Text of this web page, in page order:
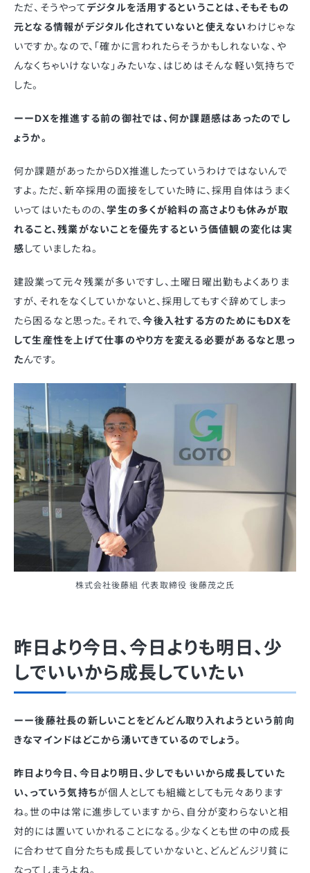
ただ、そうやってデジタルを活用するということは、そもそもの
元となる情報がデジタル化されていないと使えない わけじゃな
いですか。なので、「確かに言われたらそうかもしれないな、や
んなくちゃいけないな」みたいな、はじめはそんな軽い気持ちで
した。
ーーDXを推進する前の御社では、何か課題感はあったのでし
ょうか。
何か課題があったからDX推進したっていうわけではないんで
すよ。ただ、新卒採用の面接をしていた時に、採用自体はうまく
いってはいたものの、学生の多くが給料の高さよりも休みが取
れること、残業がないことを優先するという価値観の変化は実
感していましたね。
建設業って元々残業が多いですし、土曜日曜出勤もよくありま
すが、それをなくしていかないと、採用してもすぐ辞めてしまっ
たら困るなと思った。それで、今後入社する方のためにもDXを
して生産性を上げて仕事のやり方を変える必要があるなと思っ
たんです。
株式会社後藤組 代表取締役 後藤茂之氏
昨日より今日、今日よりも明日、少
しでいいから成長していたい
ーー後藤社長の新しいことをどんどん取り入れようという前向
きなマインドはどこから湧いてきているのでしょう。
昨日より今日、今日より明日、少しでもいいから成長していた
い、っていう気持ちが個人としても組織としても元々あります
ね。世の中は常に進歩していますから、自分が変わらないと相
対的には置いていかれることになる。少なくとも世の中の成長
に合わせて自分たちも成長していかないと、どんどんジリ貧に
なってしまうよね。